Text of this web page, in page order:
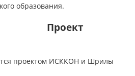
образования.
Проект
проектом ИСККОН и Шрилы